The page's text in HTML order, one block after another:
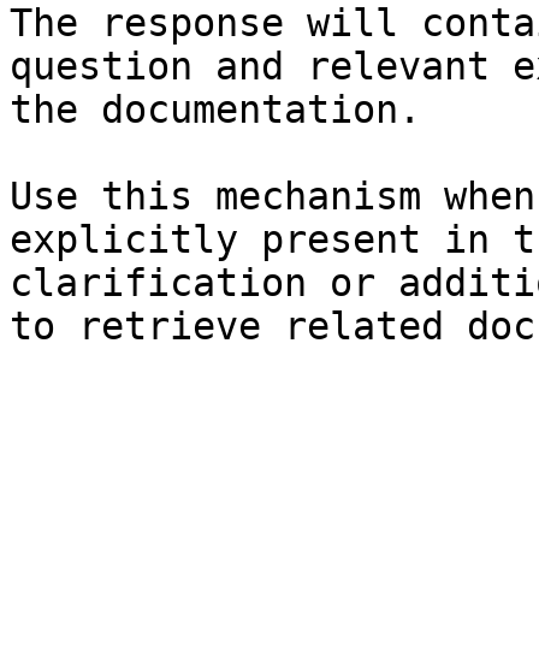
The response will
question and relevant
the documentation.
Use this mechanism
explicitly present in
clarification or